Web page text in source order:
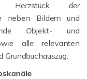
der
neben Bildern und
Objekt- und
alle relevanten